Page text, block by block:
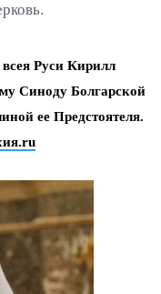
Руси Кирилл
Синоду Болгарской
ее Предстоятеля.